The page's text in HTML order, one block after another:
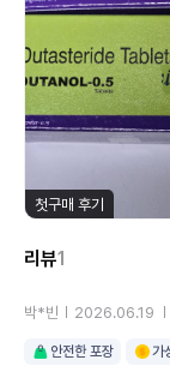
첫구매 후기
리뷰1
박*빈 2026.06.19
안전한 포장 가